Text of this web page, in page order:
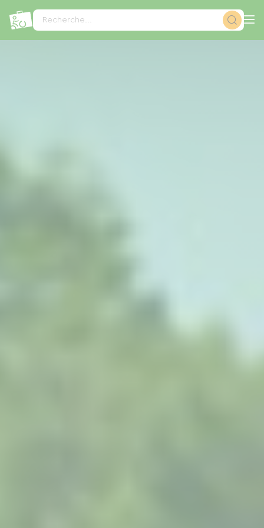
Recherche...
Panneau de gestion des cookies